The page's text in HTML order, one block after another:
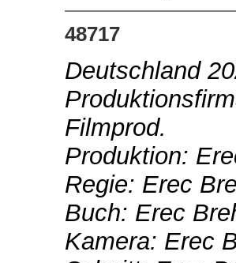
48717
Deutschland
Filmprod.
Produktion:
Regie: Erec
Buch: Erec
Kamera: Erec